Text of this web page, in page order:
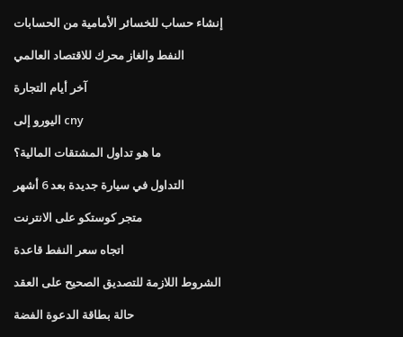
إنشاء حساب للخسائر الأمامية من الحسابات
النفط والغاز محرك للاقتصاد العالمي
آخر أيام التجارة
اليورو إلى cny
ما هو تداول المشتقات المالية؟
التداول في سيارة جديدة بعد 6 أشهر
متجر كوستكو على الانترنت
اتجاه سعر النفط قاعدة
الشروط اللازمة للتصديق الصحيح على العقد
حالة بطاقة الدعوة الفضة